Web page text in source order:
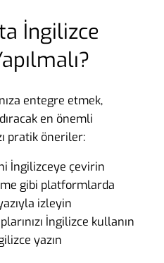
İngilizce
entegre etmek,
en önemli
pratik öneriler:
İngilizceye çevirin
gibi platformlarda
izleyin
İngilizce kullanın
yazın